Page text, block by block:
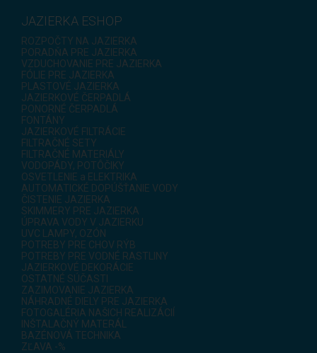
JAZIERKA ESHOP
ROZPOČTY NA JAZIERKA
PORADŇA PRE JAZIERKA
VZDUCHOVANIE PRE JAZIERKA
FÓLIE PRE JAZIERKA
PLASTOVÉ JAZIERKA
JAZIERKOVÉ ČERPADLÁ
PONORNÉ ČERPADLÁ
FONTÁNY
JAZIERKOVÉ FILTRÁCIE
FILTRAČNÉ SETY
FILTRAČNÉ MATERIÁLY
VODOPÁDY, POTÔČIKY
OSVETLENIE a ELEKTRIKA
AUTOMATICKÉ DOPÚŠŤANIE VODY
ČISTENIE JAZIERKA
SKIMMERY PRE JAZIERKA
ÚPRAVA VODY V JAZIERKU
UVC LAMPY, OZÓN
POTREBY PRE CHOV RÝB
POTREBY PRE VODNÉ RASTLINY
JAZIERKOVÉ DEKORÁCIE
OSTATNÉ SÚČASTI
ZAZIMOVANIE JAZIERKA
NÁHRADNÉ DIELY PRE JAZIERKA
FOTOGALÉRIA NAŠICH REALIZÁCIÍ
INŠTALAČNÝ MATERÁL
BAZÉNOVÁ TECHNIKA
ZĽAVA -%